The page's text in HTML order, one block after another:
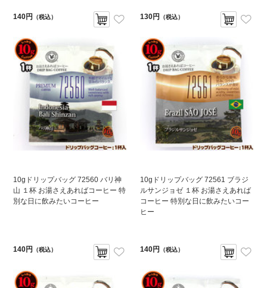
140円 （税込） 130円 （税込）
10gドリップバッグ 72560 バリ神
山 １杯 お湯さえあればコーヒー 特
別な日に飲みたいコーヒー
140円 （税込）
10gドリップバッグ 72561 ブラジ
ルサンジョゼ １杯 お湯さえあれば
コーヒー 特別な日に飲みたいコー
ヒー
140円 （税込）